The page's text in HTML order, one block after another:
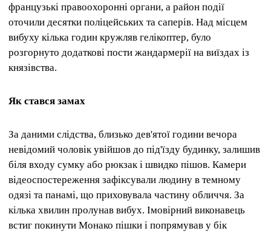
французькі правоохоронні органи, а район події
оточили десятки поліцейських та саперів. Над місцем
вибуху кілька годин кружляв гелікоптер, було
розгорнуто додаткові пости жандармерії на виїздах із
князівства.
Як стався замах
За даними слідства, близько дев'ятої години вечора
невідомий чоловік увійшов до під'їзду будинку, залишив
біля входу сумку або рюкзак і швидко пішов. Камери
відеоспостереження зафіксували людину в темному
одязі та панамі, що приховувала частину обличчя. За
кілька хвилин пролунав вибух. Імовірний виконавець
встиг покинути Монако пішки і попрямував у бік